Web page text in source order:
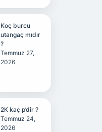
Koç burcu
utangaç mıdır
?
Temmuz 27,
2026
2K kaç p’dir ?
Temmuz 24,
2026